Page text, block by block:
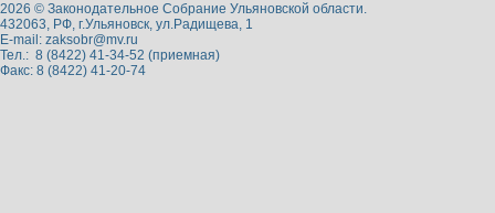
2026 © Законодательное Собрание Ульяновской области.
432063, РФ, г.Ульяновск, ул.Радищева, 1
E-mail: zaksobr@mv.ru
Тел.: 8 (8422) 41-34-52 (приемная)
Факс: 8 (8422) 41-20-74